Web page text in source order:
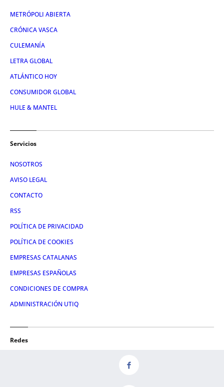
METRÓPOLI ABIERTA
CRÓNICA VASCA
CULEMANÍA
LETRA GLOBAL
ATLÁNTICO HOY
CONSUMIDOR GLOBAL
HULE & MANTEL
Servicios
NOSOTROS
AVISO LEGAL
CONTACTO
RSS
POLÍTICA DE PRIVACIDAD
POLÍTICA DE COOKIES
EMPRESAS CATALANAS
EMPRESAS ESPAÑOLAS
CONDICIONES DE COMPRA
ADMINISTRACIÓN UTIQ
Redes